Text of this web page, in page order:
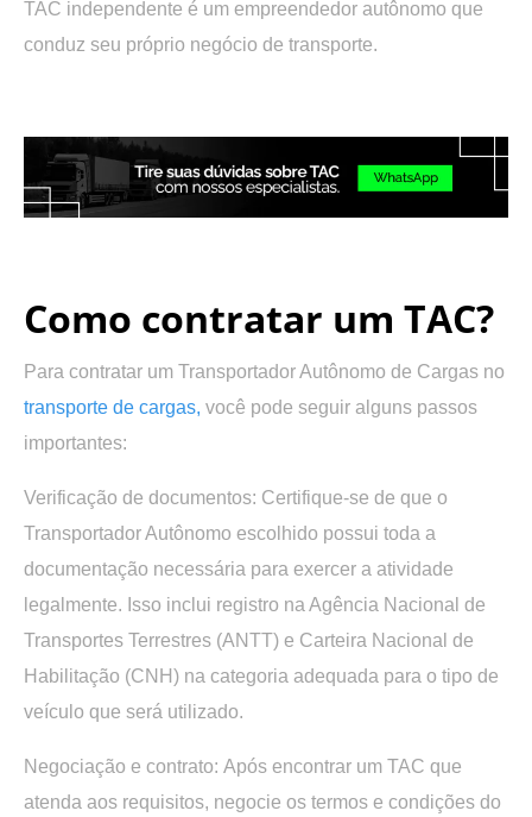
TAC independente é um empreendedor autônomo que
conduz seu próprio negócio de transporte.
Como contratar um TAC?
Para contratar um Transportador Autônomo de Cargas no
transporte de cargas, você pode seguir alguns passos
importantes:
Verificação de documentos: Certifique-se de que o
Transportador Autônomo escolhido possui toda a
documentação necessária para exercer a atividade
legalmente. Isso inclui registro na Agência Nacional de
Transportes Terrestres (ANTT) e Carteira Nacional de
Habilitação (CNH) na categoria adequada para o tipo de
veículo que será utilizado.
Negociação e contrato: Após encontrar um TAC que
atenda aos requisitos, negocie os termos e condições do